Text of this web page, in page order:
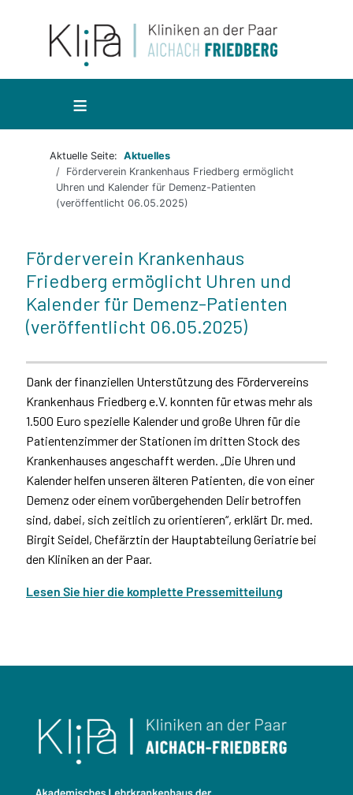
≡
Aktuelle Seite: Aktuelles
Förderverein Krankenhaus Friedberg ermöglicht
Uhren und Kalender für Demenz-Patienten
(veröffentlicht 06.05.2025)
Förderverein Krankenhaus
Friedberg ermöglicht Uhren und
Kalender für Demenz-Patienten
(veröffentlicht 06.05.2025)
Dank der finanziellen Unterstützung des Fördervereins
Krankenhaus Friedberg e.V. konnten für etwas mehr als
1.500 Euro spezielle Kalender und große Uhren für die
Patientenzimmer der Stationen im dritten Stock des
Krankenhauses angeschafft werden. „Die Uhren und
Kalender helfen unseren älteren Patienten, die von einer
Demenz oder einem vorübergehenden Delir betroffen
sind, dabei, sich zeitlich zu orientieren“, erklärt Dr. med.
Birgit Seidel, Chefärztin der Hauptabteilung Geriatrie bei
den Kliniken an der Paar.
Lesen Sie hier die komplette Pressemitteilung